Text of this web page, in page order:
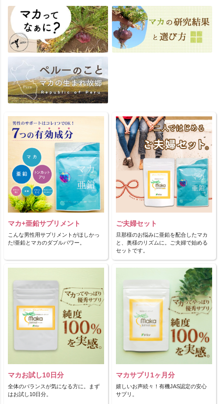
マカ+亜鉛サプリメント
こんな男性用サプリメントがほしかっ
た!亜鉛とマカのダブルパワー。
ご夫婦セット
旦那様のお悩みに亜鉛を配合したマカ
と、奥様のリズムに。ご夫婦で始める
セットです。
マカお試し10日分
全体のバランスが気になる方に。まず
はお試し10日分。
マカサプリ1ヶ月分
嬉しいお声続々！有機JAS認定の安心
サプリ。